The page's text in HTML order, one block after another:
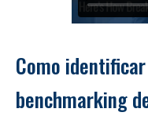
Como
benchmarking